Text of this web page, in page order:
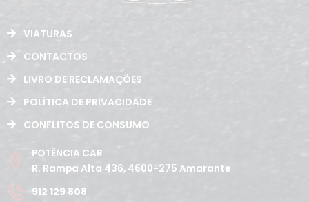
VIATURAS
CONTACTOS
LIVRO DE RECLAMAÇÕES
POLÍTICA DE PRIVACIDADE
CONFLITOS DE CONSUMO
POTÊNCIA CAR
R. Rampa Alta 436, 4600-275 Amarante
912 129 808